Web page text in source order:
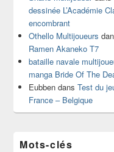
dessinée L’Académie
encombrant
Othello Multijoueurs
Ramen Akaneko T7
bataille navale
manga Bride Of The
Eubben dans Test du
France – Belgique
Mots-clés